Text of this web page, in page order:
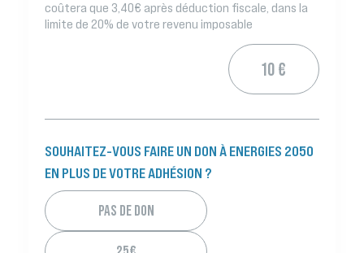
coûtera que 3,40€ après déduction fiscale, dans la
limite de 20% de votre revenu imposable
10 €
SOUHAITEZ-VOUS FAIRE UN DON À ENERGIES 2050
EN PLUS DE VOTRE ADHÉSION ?
PAS DE DON